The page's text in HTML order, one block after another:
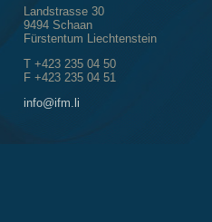
Landstrasse 30
9494 Schaan
Fürstentum Liechtenstein
T +423 235 04 50
F +423 235 04 51
info@ifm.li